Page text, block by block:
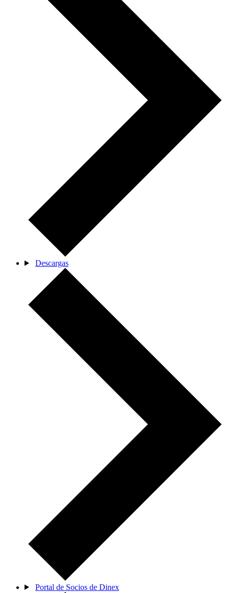
Descargas
Portal de Socios de Dinex